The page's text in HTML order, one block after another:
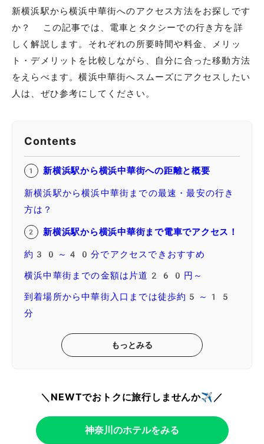
新横浜駅から横浜中華街へのアクセス方法をお探しです
か？ この記事では、電車とタクシーでの行き方を詳
しく解説します。それぞれの所要時間や料金、メリッ
ト・デメリットを比較しながら、自分に合った移動方法
をえらべます。横浜中華街へスムーズにアクセスしたい
人は、ぜひ参考にしてください。
Contents
新横浜駅から横浜中華街への距離と概要
新横浜駅から横浜中華街までの最速・最安の行き
方は？
新横浜駅から横浜中華街まで電車でアクセス！
約30～40分でアクセスできおすすめ
横浜中華街までの金額は片道260円～
到着場所から中華街入口までは徒歩約5～15
分
もっとみる
＼NEWTでおトクに旅行しませんか✈️／
神奈川のホテルをみる